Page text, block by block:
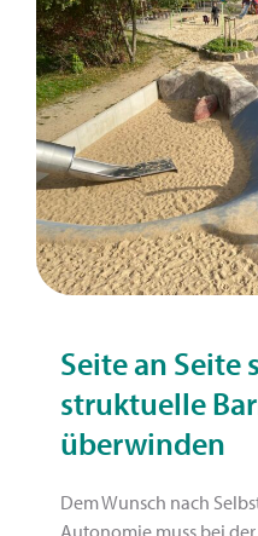
Seite an Seite
struktuelle
überwinden
Dem Wunsch nach